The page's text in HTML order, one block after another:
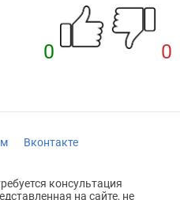
0 0
Вконтакте
консультация
на сайте, не